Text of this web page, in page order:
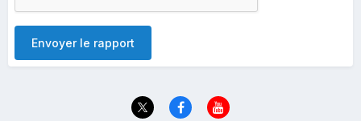
Envoyer le rapport